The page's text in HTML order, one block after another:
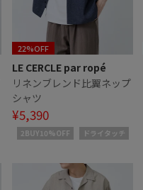
22%OFF
LE CERCLE par ropé
リネンブレンド比翼ネップ
シャツ
¥5,390
2BUY10%OFF ドライタッチ